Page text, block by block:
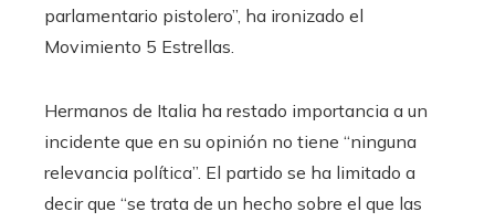
parlamentario pistolero”, ha ironizado el
Movimiento 5 Estrellas.
Hermanos de Italia ha restado importancia a un
incidente que en su opinión no tiene “ninguna
relevancia política”. El partido se ha limitado a
decir que “se trata de un hecho sobre el que las